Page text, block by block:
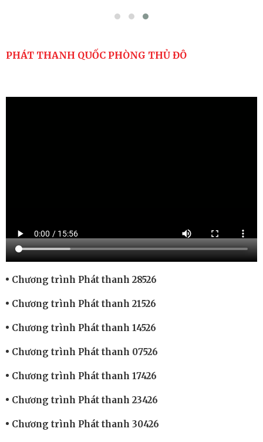
PHÁT THANH QUỐC PHÒNG THỦ ĐÔ
Chương trình Phát thanh 28526
Chương trình Phát thanh 21526
Chương trình Phát thanh 14526
Chương trình Phát thanh 07526
Chương trình Phát thanh 17426
Chương trình Phát thanh 23426
Chương trình Phát thanh 30426